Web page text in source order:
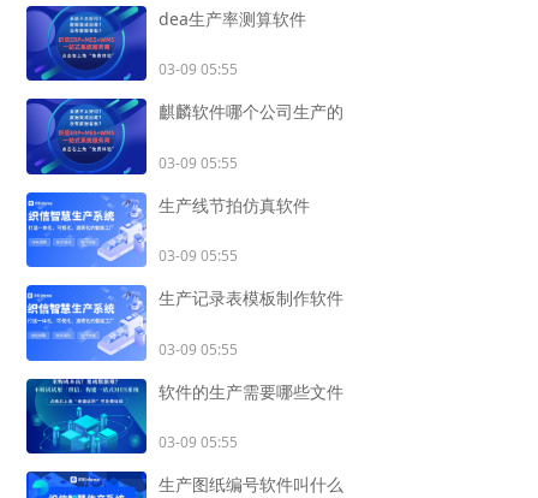
dea生产率测算软件
03-09 05:55
麒麟软件哪个公司生产的
03-09 05:55
生产线节拍仿真软件
03-09 05:55
生产记录表模板制作软件
03-09 05:55
软件的生产需要哪些文件
03-09 05:55
生产图纸编号软件叫什么